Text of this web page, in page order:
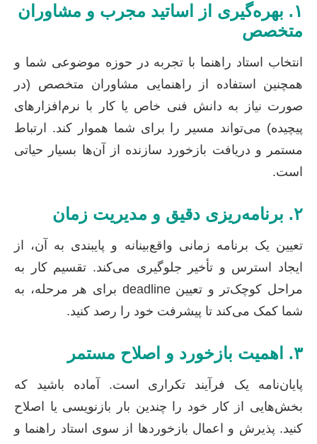
۱. بهره‌گیری از اساتید مجرب و مشاوران
متخصص
انتخاب استاد راهنما با تجربه در حوزه موضوعی شما و
همچنین استفاده از راهنمایی مشاوران متخصص (در
صورت نیاز به دانش فنی خاص یا کار با نرم‌افزارهای
پیچیده) می‌تواند مسیر را برای شما هموار کند. ارتباط
مستمر و دریافت بازخورد سازنده از آن‌ها بسیار حیاتی
است.
۲. برنامه‌ریزی دقیق و مدیریت زمان
تعیین یک برنامه زمانی واقع‌بینانه و پایبندی به آن، از
ایجاد استرس و تأخیر جلوگیری می‌کند. تقسیم کار به
مراحل کوچک‌تر و تعیین deadline برای هر مرحله، به
شما کمک می‌کند تا پیشرفت خود را رصد کنید.
۳. اهمیت بازخورد و اصلاح مستمر
پایان‌نامه یک فرآیند تکراری است. آماده باشید که
بخش‌هایی از کار خود را چندین بار بازنویسی یا اصلاح
کنید. پذیرش و اعمال بازخوردها از سوی استاد راهنما و